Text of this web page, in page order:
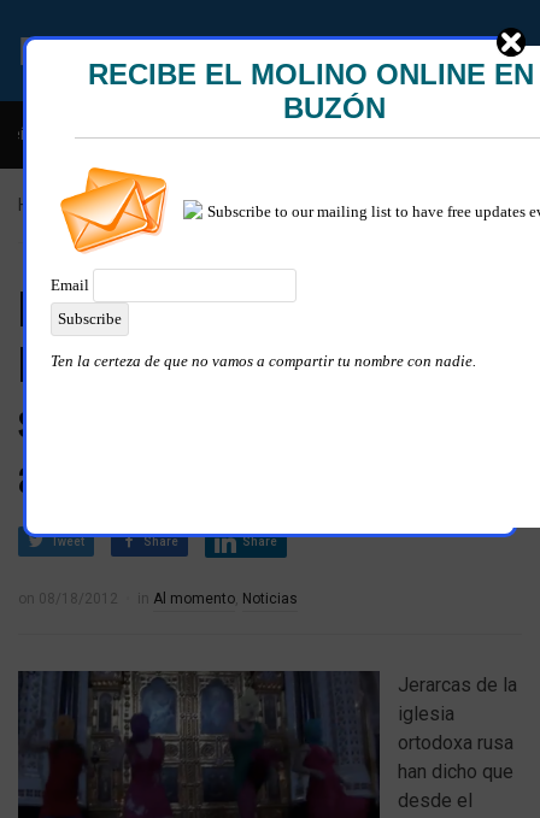
EL MOLINO ONLINE
y descarada historia del congresista por NY George Santos
Home»Al momento
Iglesia ortodoxa rusa perdona a
Pussy Riot; pero ‘autoridades y
sociedad’ deben parar tales
acciones
Tweet Share Share
on 08/18/2012 in Al momento, Noticias
Jerarcas de la
iglesia
ortodoxa rusa
han dicho que
desde el